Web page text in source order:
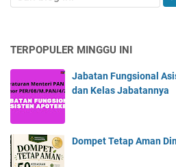
TERPOPULER MINGGU INI
Jabatan Fungsional
dan Kelas Jabatannya
Dompet Tetap Aman